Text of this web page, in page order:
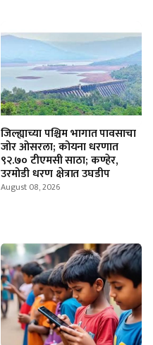
जिल्ह्याच्या पश्चिम भागात पावसाचा
जोर ओसरला; कोयना धरणात
९२.७० टीएमसी साठा; कण्हेर,
उरमोडी धरण क्षेत्रात उघडीप
August 08, 2026